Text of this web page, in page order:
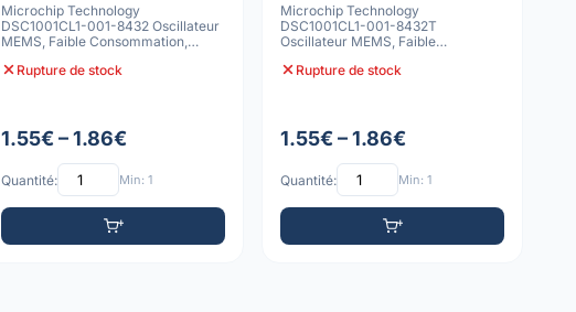
Microchip Technology
DSC1001CL1-001-8432 Oscillateur
MEMS, Faible Consommation,
Rupture de stock
1.55€ – 1.86€
Quantité: Min: 1
Microchip Technology
DSC1001CL1-001-8432T
Oscillateur MEMS, Faible
105C,
Rupture de stock
1.55€ – 1.86€
Quantité: Min: 1